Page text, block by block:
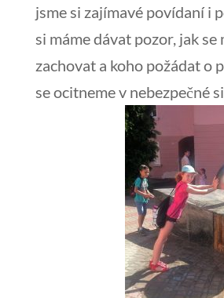
jsme si zajímavé povídaní i
si máme dávat pozor, jak se
zachovat a koho požádat o
se ocitneme v nebezpečné